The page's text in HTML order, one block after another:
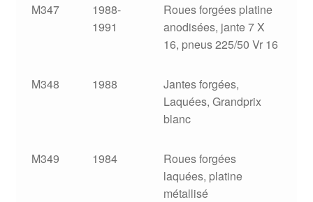
M347
1988-
1991
Roues forgées platine
anodisées, jante 7 X
16, pneus 225/50 Vr 16
M348 1988
Jantes forgées,
Laquées, Grandprix
blanc
M349 1984
Roues forgées
laquées, platine
métallisé